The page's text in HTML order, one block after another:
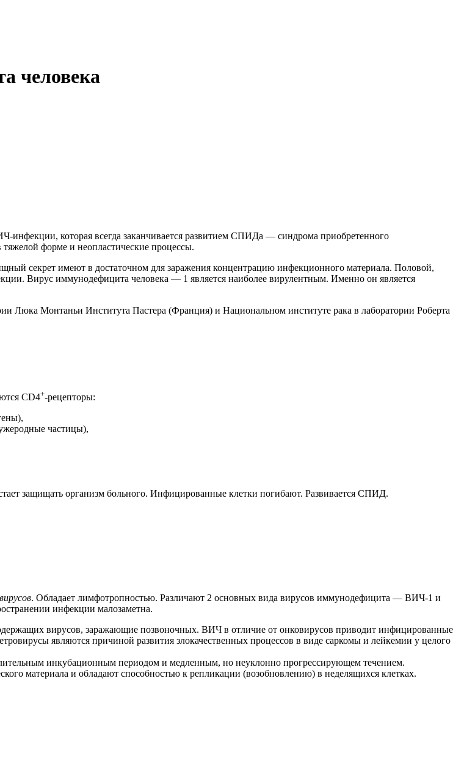
человека
которая всегда заканчивается развитием СПИДа — синдрома приобретенного
форме и неопластические процессы.
секрет имеют в достаточном для заражения концентрацию инфекционного материала. Половой,
Вирус иммунодефицита человека — 1 является наиболее вирулентным. Именно он является
Люка Монтаньи Института Пастера (Франция) и Национальном институте рака в лаборатории Роберта
СD4+-рецепторы:
частицы),
защищать организм больного. Инфицированные клетки погибают. Развивается СПИД.
. Обладает лимфотропностью. Различают 2 основных вида вирусов иммунодефицита — ВИЧ-1 и
инфекции малозаметна.
вирусов, заражающие позвоночных. ВИЧ в отличие от онковирусов приводит инфицированные
являются причиной развития злокачественных процессов в виде саркомы и лейкемии у целого
инкубационным периодом и медленным, но неуклонно прогрессирующем течением.
материала и обладают способностью к репликации (возобновлению) в неделящихся клетках.